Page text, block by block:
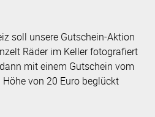
soll unsere Gutschein-Aktion
Räder im Keller fotografiert
mit einem Gutschein vom
von 20 Euro beglückt